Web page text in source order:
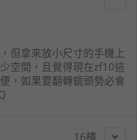
但拿來放小尺寸的手機上
空間，且覺得現在zf10這
，如果要翻轉鏡頭勢必會
16